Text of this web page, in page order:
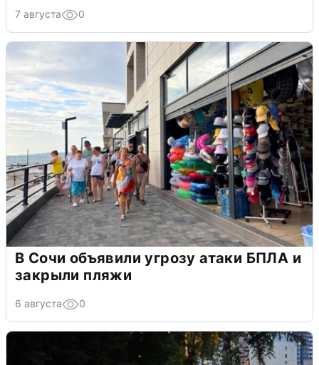
7 августа 0
В Сочи объявили угрозу атаки БПЛА и
закрыли пляжи
6 августа 0